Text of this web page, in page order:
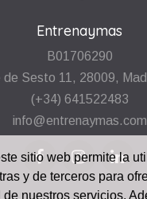
Entrenaymas
B01706290
de Sesto 11, 28009,
(+34) 641522483
info@entrenaymas.com
sitio web permite la
y de terceros para
de nuestros servicios.